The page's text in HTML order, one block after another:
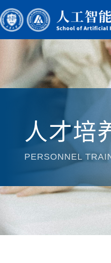
人才培
PERSONNEL